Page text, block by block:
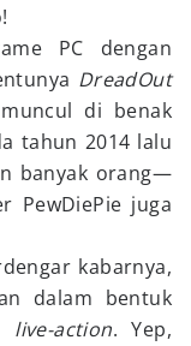
PC dengan
DreadOut
di benak
tahun 2014 lalu
banyak orang—
PewDiePie juga
kabarnya,
dalam bentuk
live-action. Yep,